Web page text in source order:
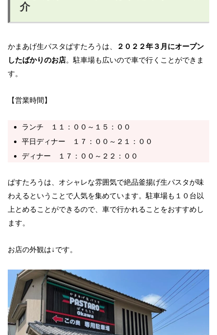
介
かまあげ生パスタぱすたろうは、
２０２２年３月にオープン
したばかりのお店。駐車場も広いので車で行くことができま
す。
【営業時間】
ランチ １１：００～１５：００
平日ディナー １７：００～２１：００
ディナー １７：００～２２：００
ぱすたろうは、オシャレな雰囲気で絶品釜揚げ生パスタが味
わえるということで人気を集めています。駐車場も１０台以
上とめることができるので、車で行かれることをおすすめし
ます。
お店の外観は↓です。